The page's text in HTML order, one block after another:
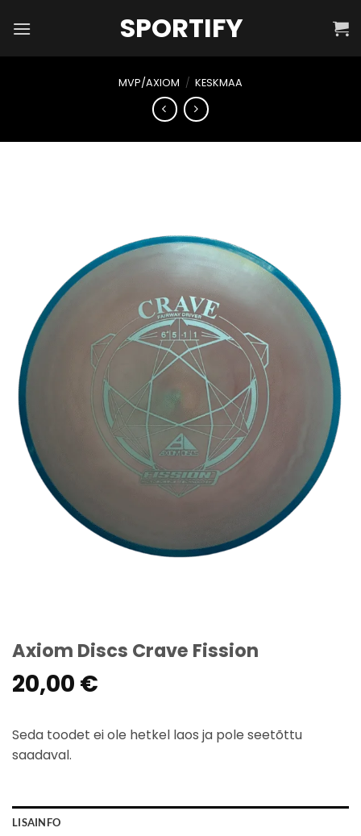
SPORTIFY
MVP/AXIOM / KESKMAA
Axiom Discs Crave Fission
20,00 €
Seda toodet ei ole hetkel laos ja pole seetõttu
saadaval.
LISAINFO